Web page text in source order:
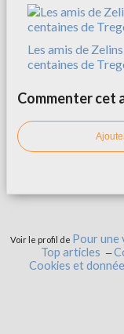
Les amis de
centaines de
Commenter cet
Voir le profil de Pour une
Top articles
Cookies et